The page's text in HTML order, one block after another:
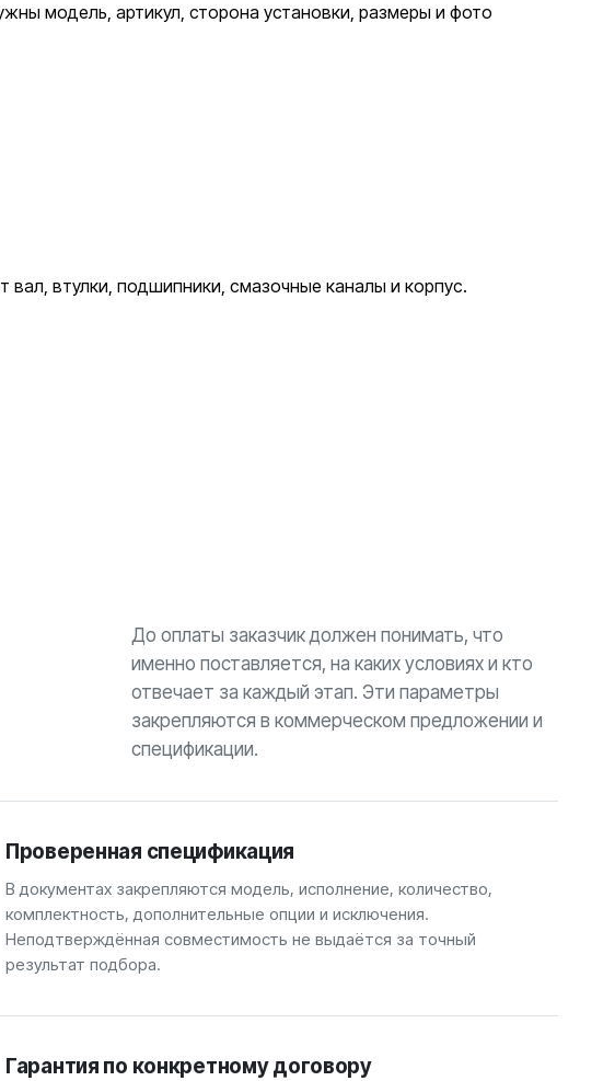
модель, артикул, сторона установки, размеры и фото
втулки, подшипники, смазочные каналы и корпус.
До оплаты заказчик должен понимать, что
именно поставляется, на каких условиях и кто
отвечает за каждый этап. Эти параметры
закрепляются в коммерческом предложении и
спецификации.
Проверенная спецификация
В документах закрепляются модель, исполнение, количество,
комплектность, дополнительные опции и исключения.
Неподтверждённая совместимость не выдаётся за точный
результат подбора.
Гарантия по конкретному договору